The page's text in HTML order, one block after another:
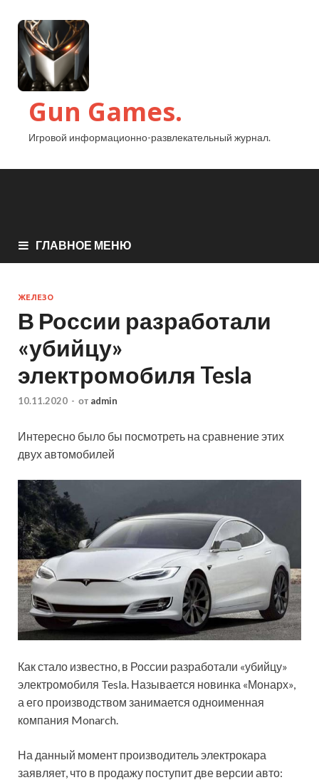
Gun Games.
Игровой информационно-развлекательный журнал.
ГЛАВНОЕ МЕНЮ
ЖЕЛЕЗО
В России разработали
«убийцу»
электромобиля Tesla
10.11.2020 - от admin
Интересно было бы посмотреть на сравнение этих
двух автомобилей
Как стало известно, в России разработали «убийцу»
электромобиля Tesla. Называется новинка «Монарх»,
а его производством занимается одноименная
компания Monarch.
На данный момент производитель электрокара
заявляет, что в продажу поступит две версии авто: